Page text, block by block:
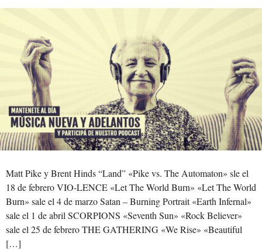
Matt Pike y Brent Hinds “Land” «Pike vs. The Automaton» sle el
18 de febrero VIO-LENCE «Let The World Burn» «Let The World
Burn» sale el 4 de marzo Satan – Burning Portrait «Earth Infernal»
sale el 1 de abril SCORPIONS «Seventh Sun» «Rock Believer»
sale el 25 de febrero THE GATHERING «We Rise» «Beautiful
[…]